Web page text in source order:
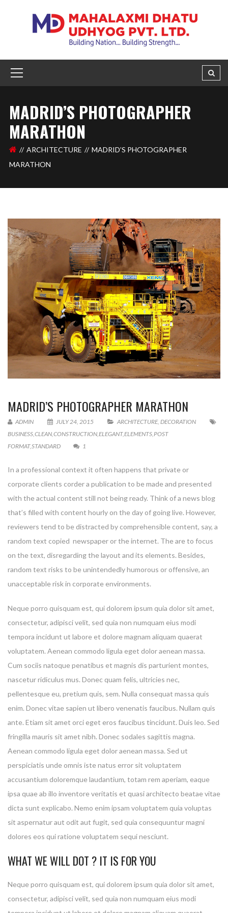
MADRID’S PHOTOGRAPHER
MARATHON
ARCHITECTURE
MADRID’S PHOTOGRAPHER
MARATHON
MADRID’S PHOTOGRAPHER MARATHON
ADMIN JULY 24, 2015 ARCHITECTURE, DECORATION
BUSINESS CLEAN CONSTRUCTION ELEGANT,ELEMENTS POST
FORMAT,STANDARD 1
In a professional context it often happens that private or
corporate clients corder a publication to be made and presented
with the actual content still not being ready. Think of a news blog
that’s filled with content hourly on the day of going live. However,
reviewers tend to be distracted by comprehensible content, say, a
random text copied newspaper or the internet. The are to focus
on the text, disregarding the layout and its elements. Besides,
random text risks to be unintendedly humorous or offensive, an
unacceptable risk in corporate environments.
Neque porro quisquam est, qui dolorem ipsum quia dolor sit amet,
consectetur, adipisci velit, sed quia non numquam eius modi
tempora incidunt ut labore et dolore magnam aliquam quaerat
voluptatem. Aenean commodo ligula eget dolor aenean massa.
Cum sociis natoque penatibus et magnis dis parturient montes,
nascetur ridiculus mus. Donec quam felis, ultricies nec,
pellentesque eu, pretium quis, sem. Nulla consequat massa quis
enim. Donec vitae sapien ut libero venenatis faucibus. Nullam quis
ante. Etiam sit amet orci eget eros faucibus tincidunt. Duis leo. Sed
fringilla mauris sit amet nibh. Donec sodales sagittis magna.
Aenean commodo ligula eget dolor aenean massa. Sed ut
perspiciatis unde omnis iste natus error sit voluptatem
accusantium doloremque laudantium, totam rem aperiam, eaque
ipsa quae ab illo inventore veritatis et quasi architecto beatae vitae
dicta sunt explicabo. Nemo enim ipsam voluptatem quia voluptas
sit aspernatur aut odit aut fugit, sed quia consequuntur magni
dolores eos qui ratione voluptatem sequi nesciunt.
WHAT WE WILL DOT ? IT IS FOR YOU
Neque porro quisquam est, qui dolorem ipsum quia dolor sit amet,
consectetur, adipisci velit, sed quia non numquam eius modi